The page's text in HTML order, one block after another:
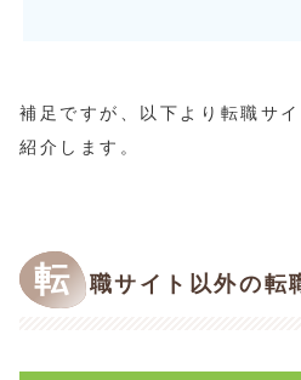
補足ですが、以下より転職サ
紹介します。
転 職サイト以外の転